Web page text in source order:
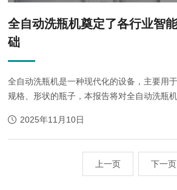
全自动洗瓶机奠定了各行业智
础
全自动洗瓶机是一种现代化的设备，主要用
规格、形状的瓶子，本报告将对全自动洗瓶
更好的清洗技术，能够更好...
2025年11月10日
上一页 下一页